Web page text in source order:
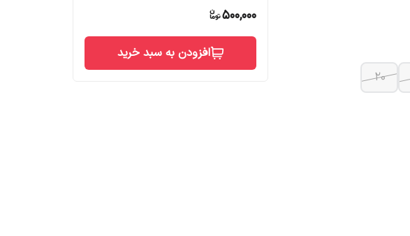
20
500,000
افزودن به سبد خرید